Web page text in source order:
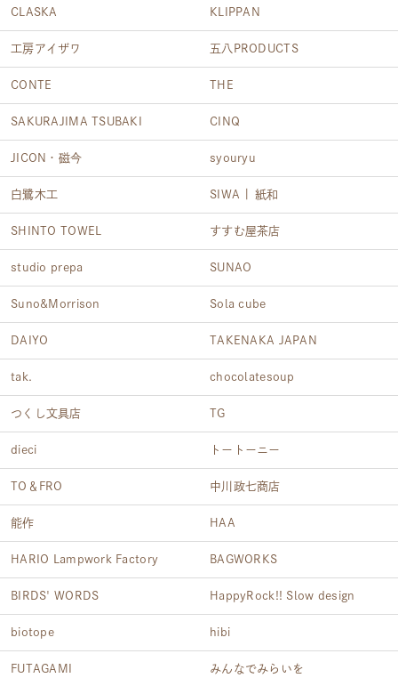
CLASKA KLIPPAN
工房アイザワ 五八PRODUCTS
CONTE THE
SAKURAJIMA TSUBAKI CINQ
JICON・磁今 syouryu
白鷺木工 SIWA | 紙和
SHINTO TOWEL すすむ屋茶店
studio prepa SUNAO
Suno&Morrison Sola cube
DAIYO TAKENAKA JAPAN
tak. chocolatesoup
つくし文具店 TG
dieci トートーニー
TO＆FRO 中川政七商店
能作 HAA
HARIO Lampwork Factory BAGWORKS
BIRDS' WORDS HappyRock!! Slow design
biotope hibi
FUTAGAMI みんなでみらいを